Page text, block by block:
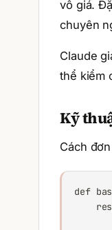
vô giá.
chuyên
Claude
thể kiểm
Kỹ
Cách
def